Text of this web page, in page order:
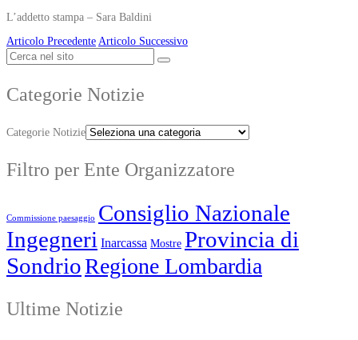
L’addetto stampa – Sara Baldini
Articolo Precedente Articolo Successivo
Categorie Notizie
Categorie Notizie
Filtro per Ente Organizzatore
Commissione paesaggio Consiglio Nazionale
Ingegneri Inarcassa Mostre Provincia di
SondrioRegione Lombardia
Ultime Notizie